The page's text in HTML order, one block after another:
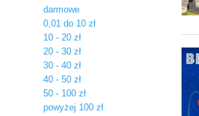
darmowe
0,01 do 10 zł
10 - 20 zł
20 - 30 zł
30 - 40 zł
40 - 50 zł
50 - 100 zł
powyżej 100 zł